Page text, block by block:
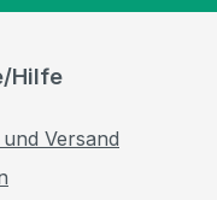
Hilfe
Versand